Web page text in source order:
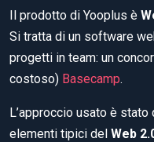
Il prodotto di Yooplus è
Si tratta di un software
progetti in team: un
costoso) Basecamp.
L’approccio usato è stato
elementi tipici del Web